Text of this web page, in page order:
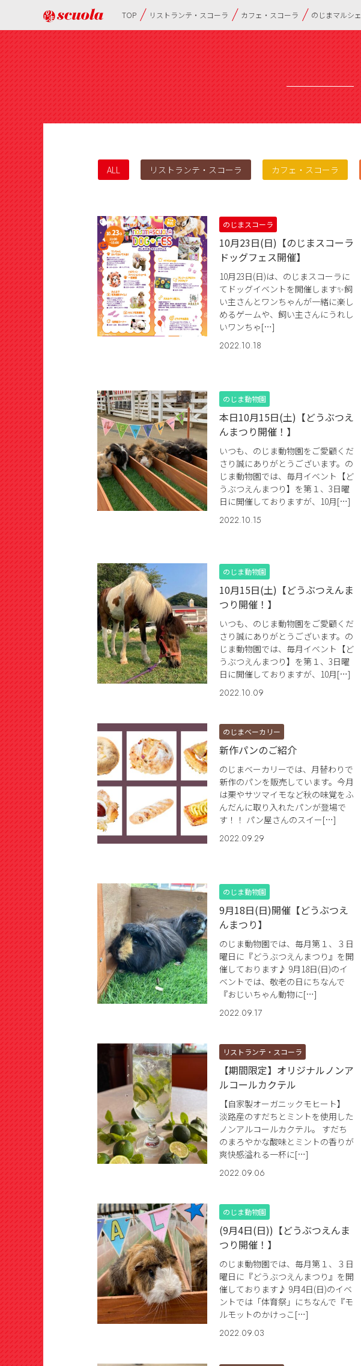
TOP リストランテ・スコーラ カフェ・スコーラ のじまマルシェ
ALL リストランテ・スコーラ カフェ・スコーラ
のじまスコーラ
10月23日(日)【のじまスコーラ
ドッグフェス開催】
10月23日(日)は、のじまスコーラに
てドッグイベントを開催します✨飼
い主さんとワンちゃんが一緒に楽し
めるゲームや、飼い主さんにうれし
いワンちゃ[…]
2022.10.18
のじま動物園
本日10月15日(土)【どうぶつえ
んまつり開催！】
いつも、のじま動物園をご愛顧くだ
さり誠にありがとうございます。の
じま動物園では、毎月イベント【ど
うぶつえんまつり】を第１、3日曜
日に開催しておりますが、10月[…]
2022.10.15
のじま動物園
10月15日(土)【どうぶつえんま
つり開催！】
いつも、のじま動物園をご愛顧くだ
さり誠にありがとうございます。の
じま動物園では、毎月イベント【ど
うぶつえんまつり】を第１、3日曜
日に開催しておりますが、10月[…]
2022.10.09
のじまベーカリー
新作パンのご紹介
のじまベーカリーでは、月替わりで
新作のパンを販売しています。今月
は栗やサツマイモなど秋の味覚をふ
んだんに取り入れたパンが登場で
す！！ パン屋さんのスイー[…]
2022.09.29
のじま動物園
9月18日(日)開催【どうぶつえ
んまつり】
のじま動物園では、毎月第１、３日
曜日に『どうぶつえんまつり』を開
催しております♪ 9月18日(日)のイ
ベントでは、敬老の日にちなんで
『おじいちゃん動物に[…]
2022.09.17
リストランテ・スコーラ
【期間限定】オリジナルノンア
ルコールカクテル
【自家製オーガニックモヒート】
淡路産のすだちとミントを使用した
ノンアルコールカクテル。 すだち
のまろやかな酸味とミントの香りが
爽快感溢れる一杯に[…]
2022.09.06
のじま動物園
(9月4日(日))【どうぶつえんま
つり開催！】
のじま動物園では、毎月第１、３日
曜日に『どうぶつえんまつり』を開
催しております♪ 9月4日(日)のイベ
ントでは「体育祭」にちなんで『モ
ルモットのかけっこ[…]
2022.09.03